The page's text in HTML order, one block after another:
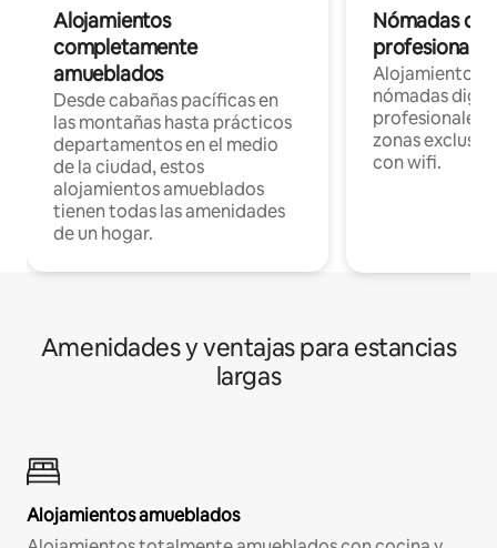
Alojamientos
completamente
amueblados
Desde cabañas pacíficas en
las montañas hasta prácticos
departamentos en el medio
de la ciudad, estos
alojamientos amueblados
tienen todas las amenidades
de un hogar.
Nómadas
Alojamientos
nómadas
profesionales
zonas
con wifi.
Amenidades y ventajas para estancias
largas
Alojamientos amueblados